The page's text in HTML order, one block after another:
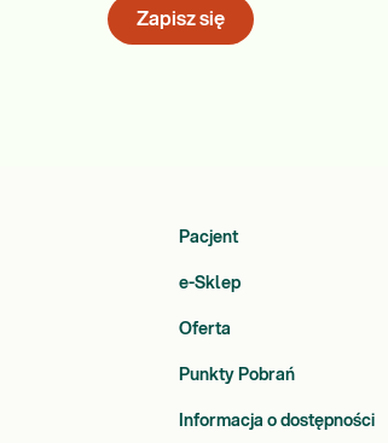
Zapisz się
Pacjent
e-Sklep
Oferta
Punkty Pobrań
Informacja o dostępności